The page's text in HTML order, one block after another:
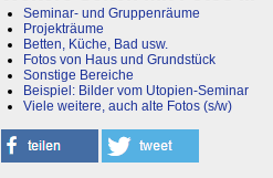
Seminar- und Gruppenräume
Projekträume
Betten, Küche, Bad usw.
Fotos von Haus und Grundstück
Sonstige Bereiche
Beispiel: Bilder vom Utopien-Seminar
Viele weitere, auch alte Fotos (s/w)